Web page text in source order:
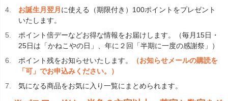
お誕生月翌月 に使える（期限付き）100ポイントをプレゼント
いたします。
ポイント倍デーなどお得な情報をお届けします。（毎月15日・
25日は「かねこやの日」、年に２回「半期に一度の感謝祭」）
ポイント残をお知らせいたします。
（お知らせメールの購読を
「可」でお申込みください。）
気になる商品をお気に入り一覧にまとめられます。